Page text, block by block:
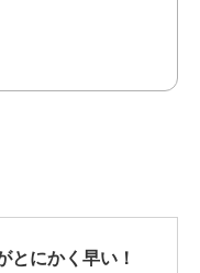
とにかく早い！